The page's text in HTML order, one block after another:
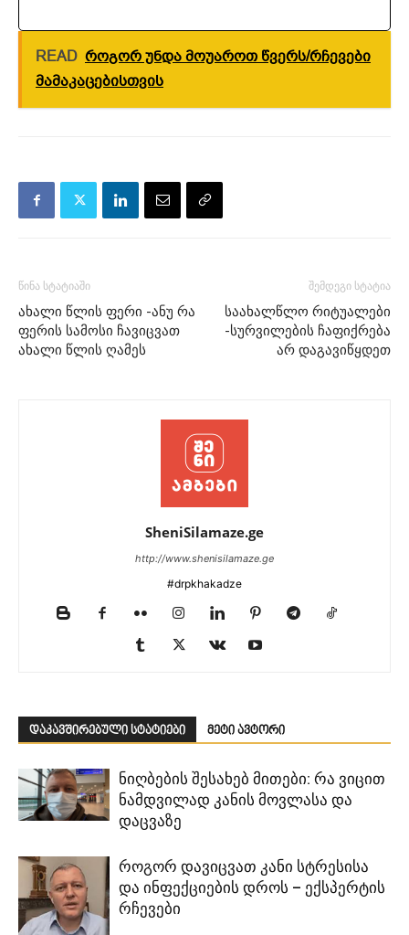
READ როგორ უნდა მოუაროთ წვერს/რჩევები
მამაკაცებისთვის
წინა სტატიაში
ახალი წლის ფერი -ანუ რა
ფერის სამოსი ჩავიცვათ
ახალი წლის ღამეს
შემდეგი სტატია
საახალწლო რიტუალები
-სურვილების ჩაფიქრება
არ დაგავიწყდეთ
SheniSilamaze.ge
http://www.shenisilamaze.ge
#drpkhakadze
დაკავშირებული სტატიები მეტი ავტორი
ნიღბების შესახებ მითები: რა ვიცით
ნამდვილად კანის მოვლასა და
დაცვაზე
როგორ დავიცვათ კანი სტრესისა
და ინფექციების დროს – ექსპერტის
რჩევები